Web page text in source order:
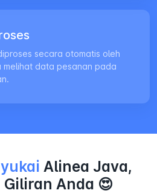
secara otomatis oleh
melihat data pesanan pada
Alinea Java,
Anda 😍